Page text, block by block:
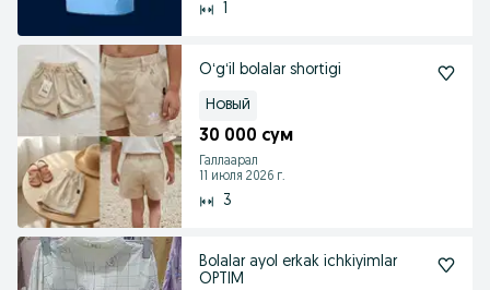
1
Oʻgʻil bolalar shortigi
Новый
30 000 сум
Галлаарал
11 июля 2026 г.
3
Bolalar ayol erkak ichkiyimlar
OPTIM